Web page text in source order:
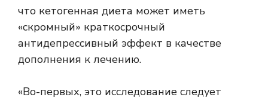
что кетогенная диета может иметь
«скромный» краткосрочный
антидепрессивный эффект в качестве
дополнения к лечению.
«Во-первых, это исследование следует